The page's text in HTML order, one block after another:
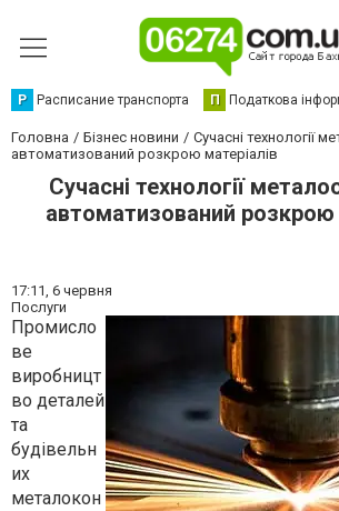
Р Расписание транспорта П Податкова
Головна Бізнес новини
Сучасні технології
автоматизований розкрою матеріалів
Сучасні технології
автоматизований розкрою
17:11, 6 червня
Послуги
Промисло
ве
виробницт
во деталей
та
будівельн
их
металокон